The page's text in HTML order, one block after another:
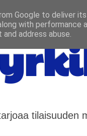
tilaisuuden
Google to deliver
with
address abuse.